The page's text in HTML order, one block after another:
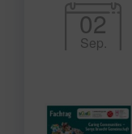
02
Sep.